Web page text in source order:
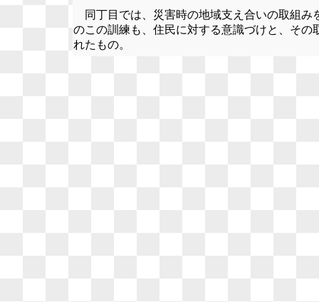
同丁目では、災害時の地域支え合いの取組み
のこの訓練も、住民に対する意識づけと、その
れたもの。